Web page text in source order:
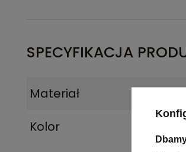
SPECYFIKACJA
Materiał
Kolor